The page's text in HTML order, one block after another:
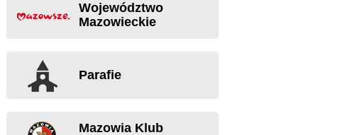
Województwo
Mazowieckie
Parafie
Mazowia Klub